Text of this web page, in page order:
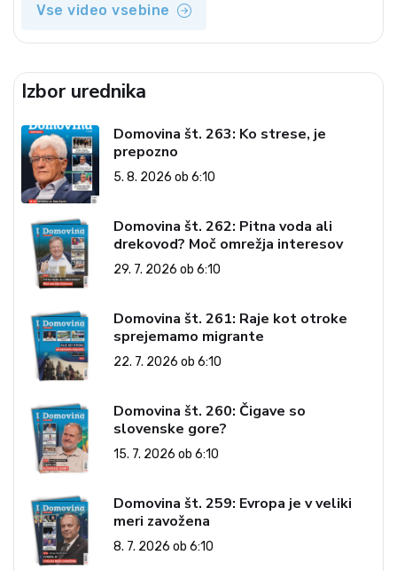
Vse video vsebine
Izbor urednika
Domovina št. 263: Ko strese, je
prepozno
5. 8. 2026 ob 6:10
Domovina št. 262: Pitna voda ali
drekovod? Moč omrežja interesov
29. 7. 2026 ob 6:10
Domovina št. 261: Raje kot otroke
sprejemamo migrante
22. 7. 2026 ob 6:10
Domovina št. 260: Čigave so
slovenske gore?
15. 7. 2026 ob 6:10
Domovina št. 259: Evropa je v veliki
meri zavožena
8. 7. 2026 ob 6:10